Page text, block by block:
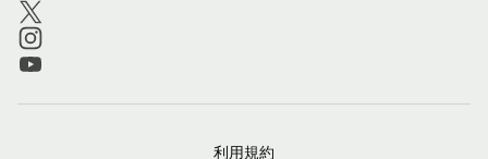
利用規約